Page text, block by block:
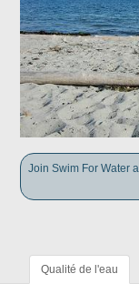
Join Swim For Water
Qualité de l'eau